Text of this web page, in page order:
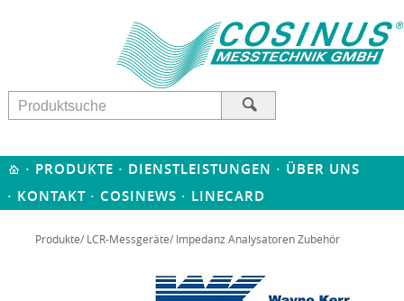
· PRODUKTE · DIENSTLEISTUNGEN · ÜBER UNS
· KONTAKT · COSINEWS · LINECARD
Produkte/ LCR-Messgeräte/ Impedanz Analysatoren Zubehör